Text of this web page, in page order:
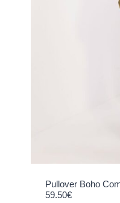
Pullover Boho
59.50€